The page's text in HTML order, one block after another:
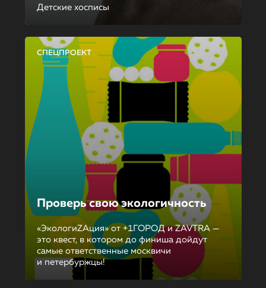
Детские хосписы
СПЕЦПРОЕКТ
Проверь свою экологичность
«ЭкологиZAция» от +1ГОРОД и ZAVTRA —
это квест, в котором до финиша дойдут
самые ответственные москвичи
и петербуржцы!